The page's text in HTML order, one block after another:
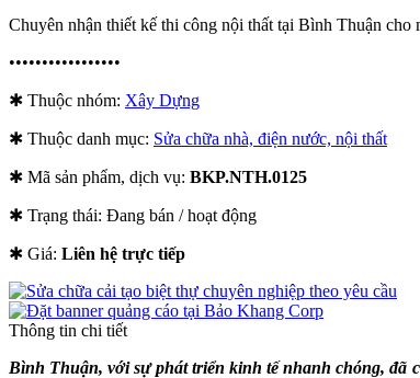
Chuyên nhận thiết kế thi công nội thất tại Bình Thuận
•••••••••••••••••
✱ Thuộc nhóm: Xây Dựng
✱ Thuộc danh mục: Sửa chữa nhà, điện nước, nội thất
✱ Mã sản phẩm, dịch vụ: BKP.NTH.0125
✱ Trạng thái: Đang bán / hoạt động
✱ Giá: Liên hệ trực tiếp
Thông tin chi tiết
Bình Thuận, với sự phát triển kinh tế nhanh chóng, đã